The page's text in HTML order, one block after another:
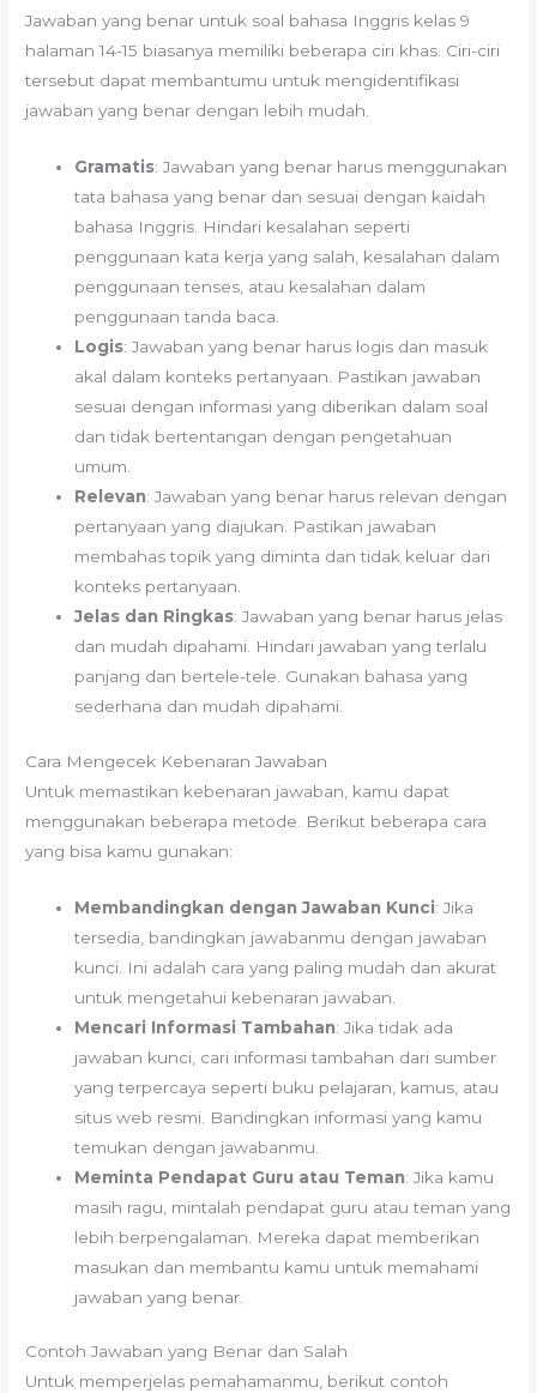
Jawaban yang benar untuk soal bahasa Inggris kelas 9
halaman 14-15 biasanya memiliki beberapa ciri khas. Ciri-ciri
tersebut dapat membantumu untuk mengidentifikasi
jawaban yang benar dengan lebih mudah.
Gramatis: Jawaban yang benar harus menggunakan
tata bahasa yang benar dan sesuai dengan kaidah
bahasa Inggris. Hindari kesalahan seperti
penggunaan kata kerja yang salah, kesalahan dalam
penggunaan tenses, atau kesalahan dalam
penggunaan tanda baca.
Logis: Jawaban yang benar harus logis dan masuk
akal dalam konteks pertanyaan. Pastikan jawaban
sesuai dengan informasi yang diberikan dalam soal
dan tidak bertentangan dengan pengetahuan
umum.
Relevan: Jawaban yang benar harus relevan dengan
pertanyaan yang diajukan. Pastikan jawaban
membahas topik yang diminta dan tidak keluar dari
konteks pertanyaan.
Jelas dan Ringkas: Jawaban yang benar harus jelas
dan mudah dipahami. Hindari jawaban yang terlalu
panjang dan bertele-tele. Gunakan bahasa yang
sederhana dan mudah dipahami.
Cara Mengecek Kebenaran Jawaban
Untuk memastikan kebenaran jawaban, kamu dapat
menggunakan beberapa metode. Berikut beberapa cara
yang bisa kamu gunakan:
Membandingkan dengan Jawaban Kunci: Jika
tersedia, bandingkan jawabanmu dengan jawaban
kunci. Ini adalah cara yang paling mudah dan akurat
untuk mengetahui kebenaran jawaban.
Mencari Informasi Tambahan: Jika tidak ada
jawaban kunci, cari informasi tambahan dari sumber
yang terpercaya seperti buku pelajaran, kamus, atau
situs web resmi. Bandingkan informasi yang kamu
temukan dengan jawabanmu.
Meminta Pendapat Guru atau Teman: Jika kamu
masih ragu, mintalah pendapat guru atau teman yang
lebih berpengalaman. Mereka dapat memberikan
masukan dan membantu kamu untuk memahami
jawaban yang benar.
Contoh Jawaban yang Benar dan Salah
Untuk memperjelas pemahamanmu, berikut contoh